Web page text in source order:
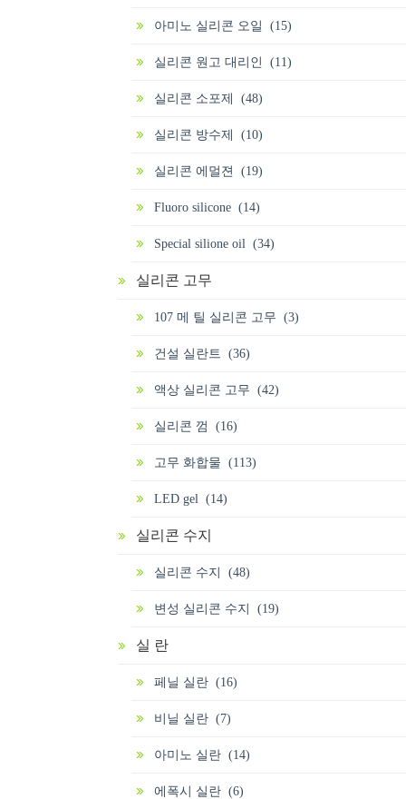
아미노 실리콘 오일 (15)
실리콘 원고 대리인 (11)
실리콘 소포제 (48)
실리콘 방수제 (10)
실리콘 에멀젼 (19)
Fluoro silicone (14)
Special silione oil (34)
실리콘 고무
107 메 틸 실리콘 고무 (3)
건설 실란트 (36)
액상 실리콘 고무 (42)
실리콘 껌 (16)
고무 화합물 (113)
LED gel (14)
실리콘 수지
실리콘 수지 (48)
변성 실리콘 수지 (19)
실 란
페닐 실란 (16)
비닐 실란 (7)
아미노 실란 (14)
에폭시 실란 (6)